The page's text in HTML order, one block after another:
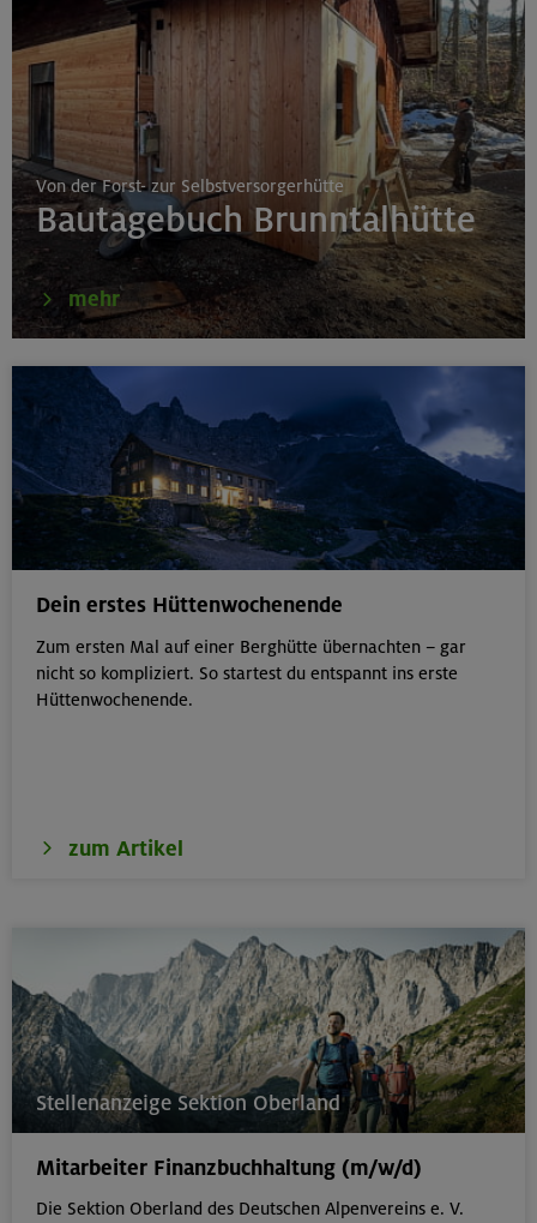
Von der Forst- zur Selbstversorgerhütte
Bautagebuch Brunntalhütte
mehr
Dein erstes Hüttenwochenende
Zum ersten Mal auf einer Berghütte übernachten – gar
nicht so kompliziert. So startest du entspannt ins erste
Hüttenwochenende.
zum Artikel
Stellenanzeige Sektion Oberland
Mitarbeiter Finanzbuchhaltung (m/w/d)
Die Sektion Oberland des Deutschen Alpenvereins e. V.